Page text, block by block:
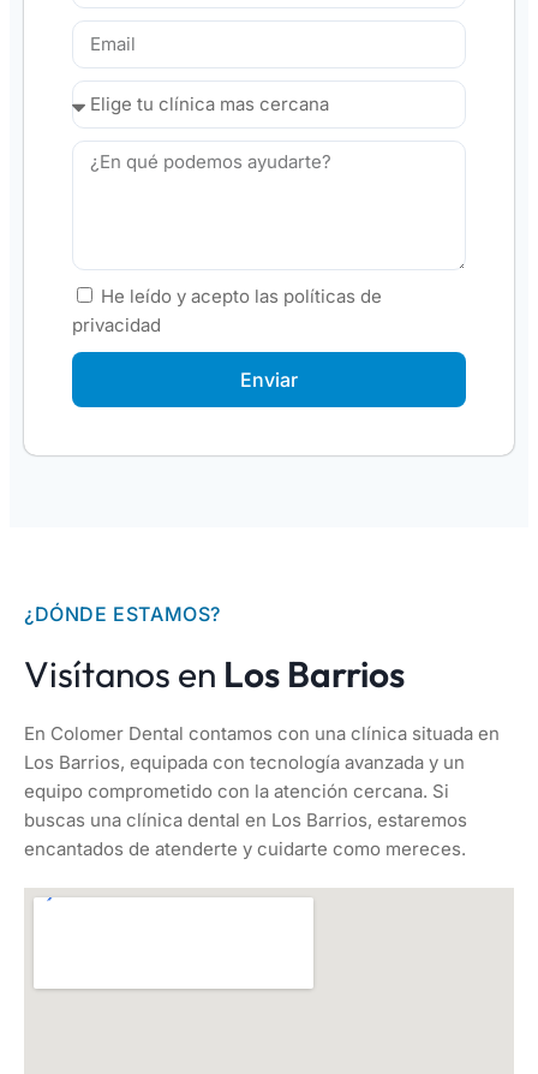
Elige tu clínica más cercana
Aceptar
He leído y acepto las políticas de
privacidad
Enviar
¿DÓNDE ESTAMOS?
Visítanos en Los Barrios
En Colomer Dental contamos con una clínica situada en
Los Barrios, equipada con tecnología avanzada y un
equipo comprometido con la atención cercana. Si
buscas una clínica dental en Los Barrios, estaremos
encantados de atenderte y cuidarte como mereces.